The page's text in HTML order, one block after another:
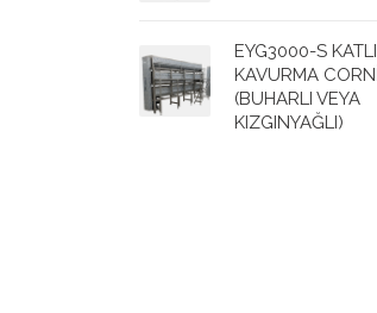
EYG3000-S
KAVURMA
(BUHARLI VEYA
KIZGINYAĞLI)